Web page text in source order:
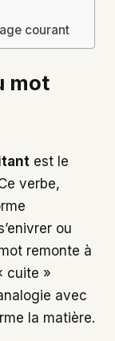
courant
mot
est le
verbe,
ou
remonte à
cuite »
avec
la matière.